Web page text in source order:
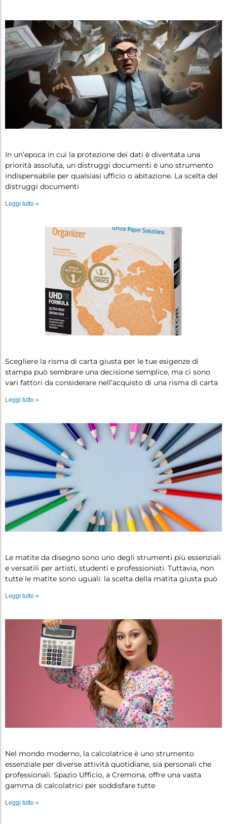
In un’epoca in cui la protezione dei dati è diventata una
priorità assoluta, un distruggi documenti è uno strumento
indispensabile per qualsiasi ufficio o abitazione. La scelta del
distruggi documenti
Leggi tutto »
Scegliere la risma di carta giusta per le tue esigenze di
stampa può sembrare una decisione semplice, ma ci sono
vari fattori da considerare nell’acquisto di una risma di carta
Leggi tutto »
Le matite da disegno sono uno degli strumenti più essenziali
e versatili per artisti, studenti e professionisti. Tuttavia, non
tutte le matite sono uguali: la scelta della matita giusta può
Leggi tutto »
Nel mondo moderno, la calcolatrice è uno strumento
essenziale per diverse attività quotidiane, sia personali che
professionali. Spazio Ufficio, a Cremona, offre una vasta
gamma di calcolatrici per soddisfare tutte
Leggi tutto »